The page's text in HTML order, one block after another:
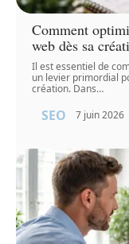
Comment
web dès sa
Il est essentiel de
un levier primordial
création. Dans…
SEO 7 juin 2026